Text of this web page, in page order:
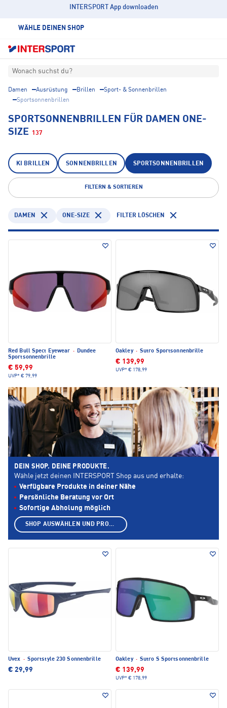
INTERSPORT App downloaden
WÄHLE DEINEN SHOP
Wonach suchst du?
Damen Ausrüstung Brillen
Sport- & Sonnenbrillen
Sportsonnenbrillen
SPORTSONNENBRILLEN FÜR DAMEN ONE-
SIZE
137
KI BRILLEN SONNENBRILLEN SPORTSONNENBRILLEN
FILTERN & SORTIEREN
DAMEN ONE-SIZE FILTER LÖSCHEN
Red Bull Spect Eyewear ·
Dundee
Sportsonnenbrille
€ 59,99
UVP* € 79,99
Oakley · Sutro Sportsonnenbrille
€ 139,99
UVP* € 178,99
Uvex · Sportstyle 230 Sonnenbrille
€ 29,99
Oakley · Sutro S Sportsonnenbrille
€ 139,99
UVP* € 178,99
DEIN SHOP. DEINE PRODUKTE.
Wähle jetzt deinen INTERSPORT Shop aus und erhalte:
Verfügbare Produkte in deiner Nähe
Persönliche Beratung vor Ort
Sofortige Abholung möglich
SHOP AUSWÄHLEN UND PRODUKTE ANZEIGEN